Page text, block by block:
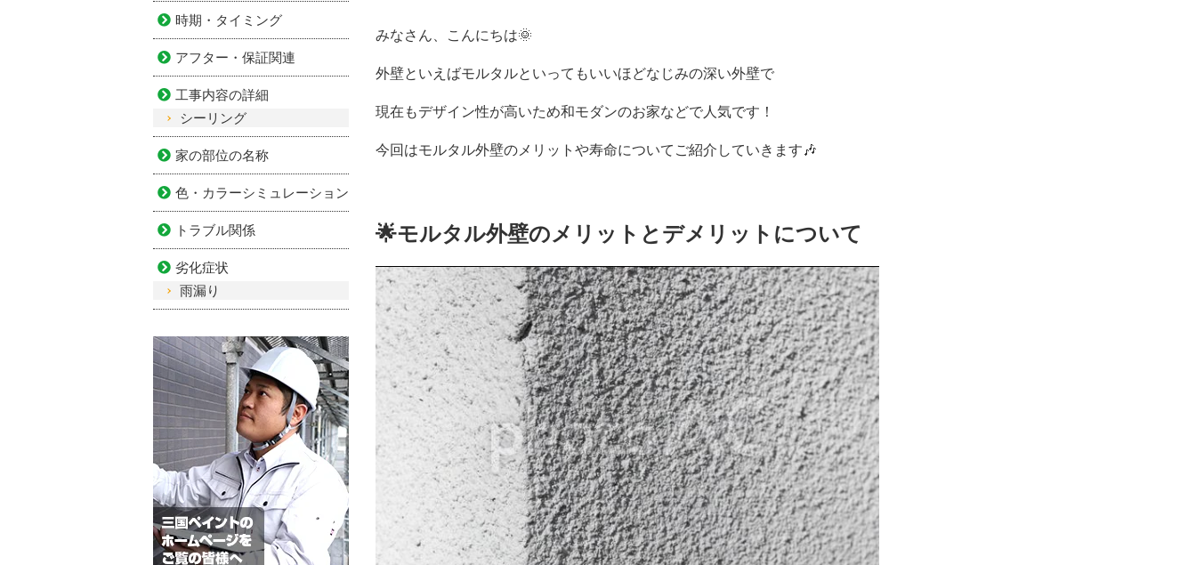
みなさん、こんにちは🌞
外壁といえばモルタルといってもいいほどなじみの深い外壁で
現在もデザイン性が高いため和モダンのお家などで人気です！
今回はモルタル外壁のメリットや寿命についてご紹介していきます🎶
🌟モルタル外壁のメリットとデメリットについて
時期・タイミング
アフター・保証関連
工事内容の詳細
シーリング
家の部位の名称
色・カラーシミュレーション
トラブル関係
劣化症状
雨漏り